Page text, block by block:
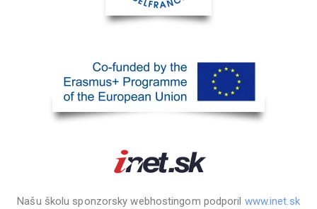
Našu školu sponzorsky webhostingom podporil www.inet.sk